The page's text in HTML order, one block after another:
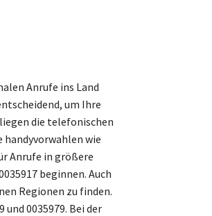
Anrufe ins Land
um Ihre
die telefonischen
handyvorwahlen wie
Anrufe in größere
beginnen. Auch
Regionen zu finden.
0035979. Bei der